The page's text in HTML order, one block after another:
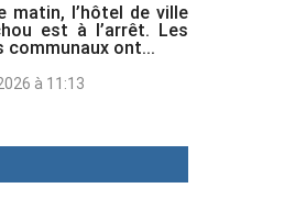
matin, l’hôtel de ville
est à l’arrêt. Les
communaux ont...
à 11:13